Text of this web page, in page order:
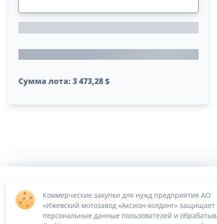
Сумма лота: 3 473,28 $
Коммерческие закупки для нужд предприятия АО
«Ижевский мотозавод «Аксион-холдинг» защищает
персональные данные пользователей и